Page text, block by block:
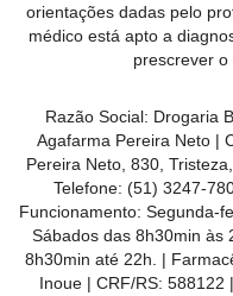
PRÓXIMA
DO
CLIENTE
orientações dadas pelo
médico está apto a
prescrever o
Razão Social: Drogaria
Agafarma Pereira Neto |
Pereira Neto, 830,
Telefone: (51) 3247-
Funcionamento: Segunda-
Sábados das 8h30min às
8h30min até 22h. |
Inoue | CRF/RS: 588122